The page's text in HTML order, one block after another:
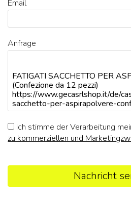
Email
Anfrage
Ich stimme der Verarbeitung
zu kommerziellen und
Nachricht